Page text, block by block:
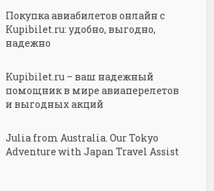
Покупка авиабилетов онлайн с
Kupibilet.ru: удобно, выгодно,
надежно
Kupibilet.ru – ваш надежный
помощник в мире авиаперелетов
и выгодных акций
Julia from Australia. Our Tokyo
Adventure with Japan Travel Assist